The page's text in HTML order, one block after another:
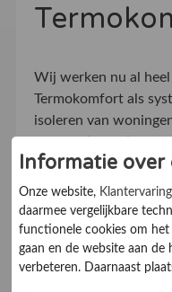
Wij werken nu al
Termokomfort als
isoleren van
Prijs
Informatie over
Onze website,
daarmee vergelijkbare
functionele cookies om het
gaan en de website aan de
verbeteren. Daarnaast